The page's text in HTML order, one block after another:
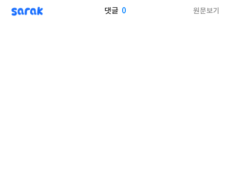
sarak 댓글 0 원문보기